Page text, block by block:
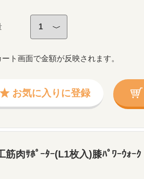
ト画面で金額が反映されます。
お気に入りに登録
筋肉ｻﾎﾟｰﾀｰ(L1枚入)膝ﾊﾟﾜｰｳｫｰｸ